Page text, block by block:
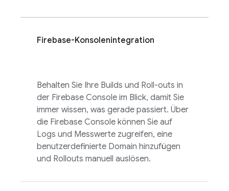
Firebase-Konsolenintegration
Behalten Sie Ihre Builds und Roll-outs in
der Firebase Console im Blick, damit Sie
immer wissen, was gerade passiert. Über
die Firebase Console können Sie auf
Logs und Messwerte zugreifen, eine
benutzerdefinierte Domain hinzufügen
und Rollouts manuell auslösen.